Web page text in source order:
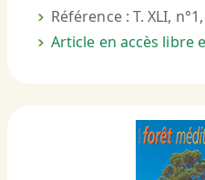
Référence : T. XLI,
Article en accès libre